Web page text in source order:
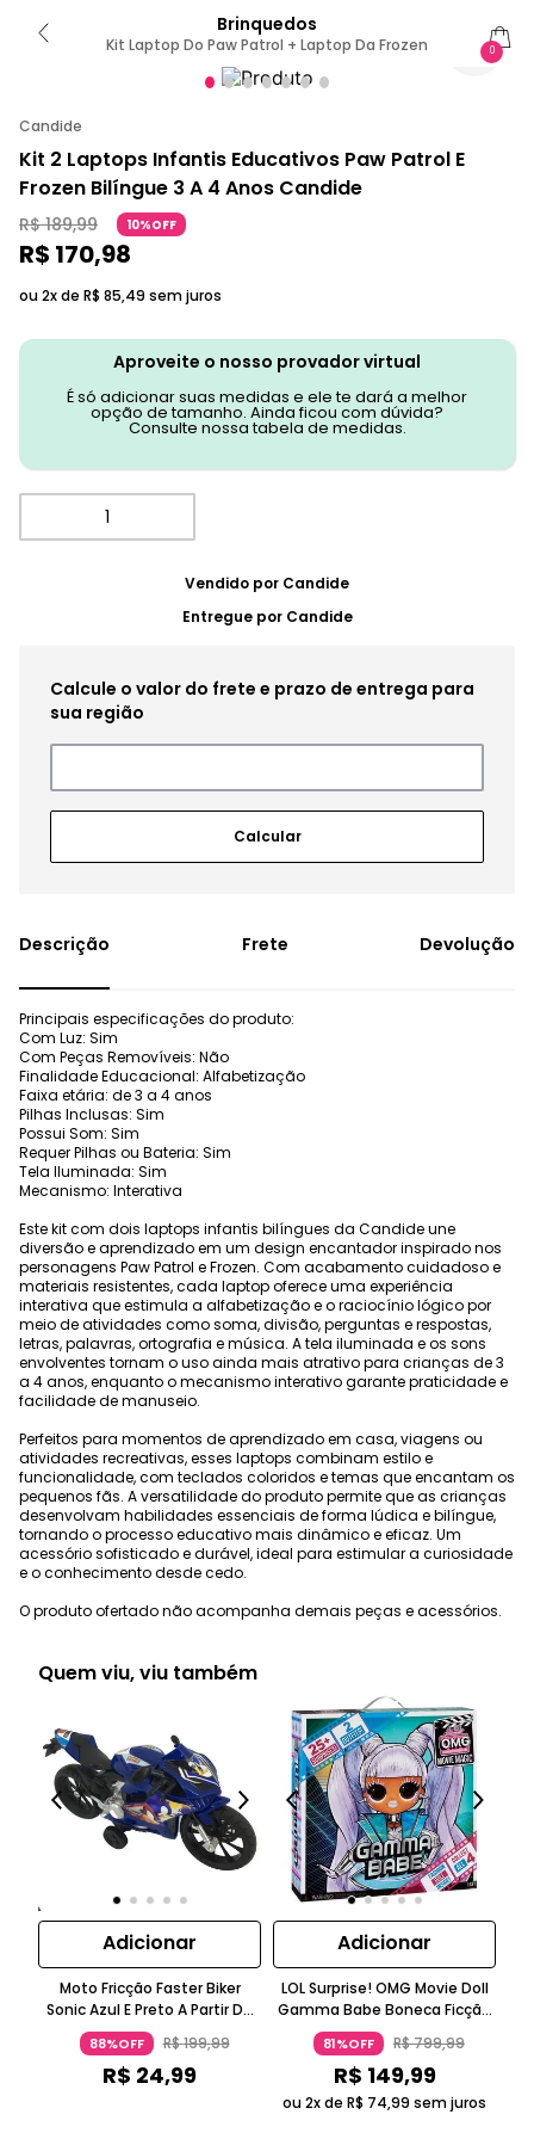
Brinquedos
Kit Laptop Do Paw Patrol + Laptop Da Frozen 0
Candide
Kit 2 Laptops Infantis Educativos Paw Patrol E
Frozen Bilíngue 3 A 4 Anos Candide
R$ 189,99 10%OFF
R$ 170,98
ou 2x de R$ 85,49 sem juros
Aproveite o nosso provador virtual
É só adicionar suas medidas e ele te dará a melhor
opção de tamanho. Ainda ficou com dúvida?
Consulte nossa tabela de medidas.
Vendido por Candide
Entregue por Candide
Frete Devolução
Principais especificações do produto:
Com Luz: Sim
Com Peças Removíveis: Não
Finalidade Educacional: Alfabetização
Faixa etária: de 3 a 4 anos
Pilhas Inclusas: Sim
Possui Som: Sim
Requer Pilhas ou Bateria: Sim
Tela Iluminada: Sim
Mecanismo: Interativa
Este kit com dois laptops infantis bilíngues da Candide une
diversão e aprendizado em um design encantador inspirado nos
personagens Paw Patrol e Frozen. Com acabamento cuidadoso e
materiais resistentes, cada laptop oferece uma experiência
interativa que estimula a alfabetização e o raciocínio lógico por
meio de atividades como soma, divisão, perguntas e respostas,
letras, palavras, ortografia e música. A tela iluminada e os sons
envolventes tornam o uso ainda mais atrativo para crianças de 3
a 4 anos, enquanto o mecanismo interativo garante praticidade e
facilidade de manuseio.
Perfeitos para momentos de aprendizado em casa, viagens ou
atividades recreativas, esses laptops combinam estilo e
funcionalidade, com teclados coloridos e temas que encantam os
pequenos fãs. A versatilidade do produto permite que as crianças
desenvolvam habilidades essenciais de forma lúdica e bilíngue,
tornando o processo educativo mais dinâmico e eficaz. Um
acessório sofisticado e durável, ideal para estimular a curiosidade
e o conhecimento desde cedo.
O produto ofertado não acompanha demais peças e acessórios.
Quem viu, viu também
Adicionar
Moto Fricção Faster Biker
Sonic Azul E Preto A Partir De
Três Anos Candide
88%OFF R$199,99
R$ 24,99
Adicionar
LOL Surprise! OMG Movie Doll
Gamma Babe Boneca Ficção
Científica Roxo Metálico 5-7
Anos Candide
81%OFF R$799,99
R$ 149,99
ou 2x de R$ 74,99 sem juros